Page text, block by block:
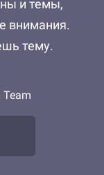
и темы,
внимания.
тему.
Team